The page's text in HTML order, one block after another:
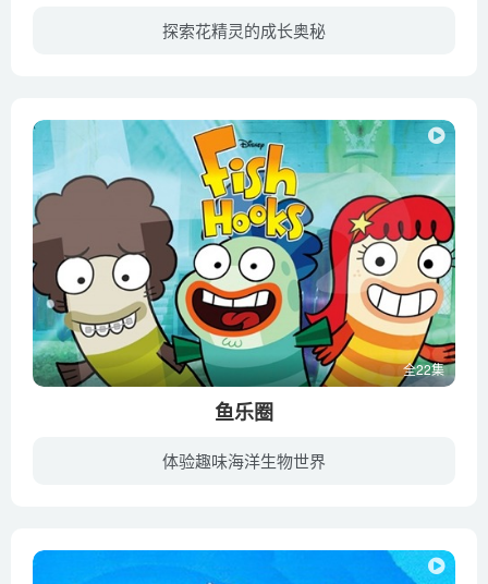
探索花精灵的成长奥秘
全22集
鱼乐圈
体验趣味海洋生物世界